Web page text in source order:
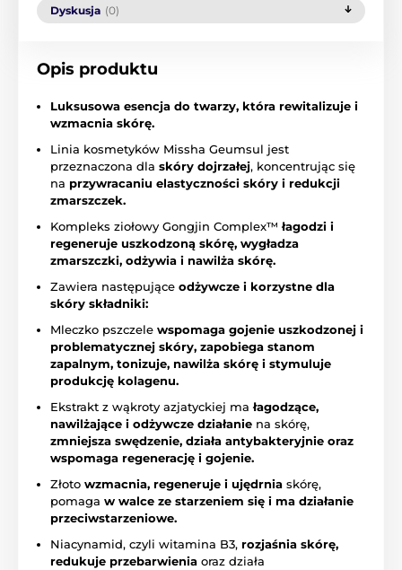
Dyskusja (0)
Opis produktu
Luksusowa esencja do twarzy, która rewitalizuje i
wzmacnia skórę.
Linia kosmetyków Missha Geumsul jest
przeznaczona dla skóry dojrzałej, koncentrując się
na przywracaniu elastyczności skóry i redukcji
zmarszczek.
Kompleks ziołowy Gongjin Complex™ łagodzi i
regeneruje uszkodzoną skórę, wygładza
zmarszczki, odżywia i nawilża skórę.
Zawiera następujące odżywcze i korzystne dla
skóry składniki:
Mleczko pszczele wspomaga gojenie uszkodzonej i
problematycznej skóry, zapobiega stanom
zapalnym, tonizuje, nawilża skórę i stymuluje
produkcję kolagenu.
Ekstrakt z wąkroty azjatyckiej ma łagodzące,
nawilżające i odżywcze działanie na skórę,
zmniejsza swędzenie, działa antybakteryjnie oraz
wspomaga regenerację i gojenie.
Złoto wzmacnia, regeneruje i ujędrnia skórę,
pomaga w walce ze starzeniem się i ma działanie
przeciwstarzeniowe.
Niacynamid, czyli witamina B3, rozjaśnia skórę,
redukuje przebarwienia oraz działa